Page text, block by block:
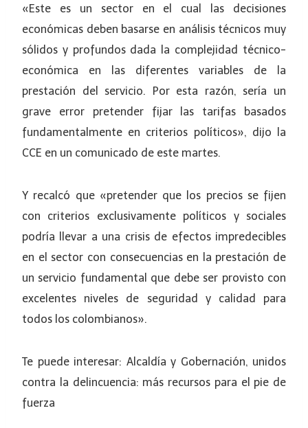
«Este es un sector en el cual las decisiones
económicas deben basarse en análisis técnicos muy
sólidos y profundos dada la complejidad técnico-
económica en las diferentes variables de la
prestación del servicio. Por esta razón, sería un
grave error pretender fijar las tarifas basados
fundamentalmente en criterios políticos», dijo la
CCE en un comunicado de este martes.
Y recalcó que «pretender que los precios se fijen
con criterios exclusivamente políticos y sociales
podría llevar a una crisis de efectos impredecibles
en el sector con consecuencias en la prestación de
un servicio fundamental que debe ser provisto con
excelentes niveles de seguridad y calidad para
todos los colombianos».
Te puede interesar: Alcaldía y Gobernación, unidos
contra la delincuencia: más recursos para el pie de
fuerza